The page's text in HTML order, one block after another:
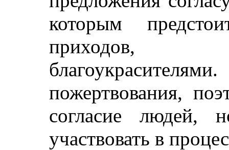
которым
приходов,
пожертвования,
согласие людей,
участвовать в